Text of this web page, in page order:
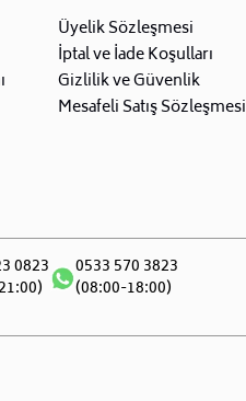
Üyelik Sözleşmesi
İptal ve İade Koşulları
Gizlilik ve Güvenlik
Mesafeli Satış Sözleşmesi
0823
0533 570 3823
(08:00-18:00)